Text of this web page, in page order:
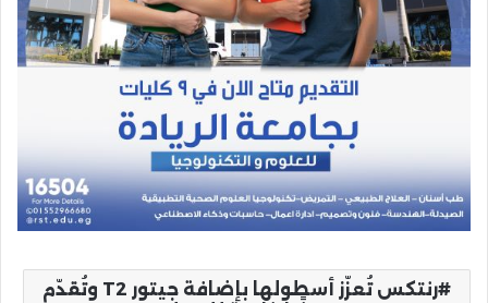
رنتكس تُعزّز أسطولها بإضافة جيتور T2 وتُقدّم